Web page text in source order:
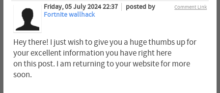
Comment Link
Friday, 05 July 2024 22:37
posted by
Fortnite wallhack
Hey there! I just wish to give you a huge thumbs up for
your excellent information you have right here
on this post. I am returning to your website for more
soon.